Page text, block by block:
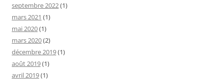
septembre 2022(1)
mars 2021 (1)
mai 2020(1)
mars 2020(2)
décembre 2019(1)
août 2019(1)
avril 2019(1)